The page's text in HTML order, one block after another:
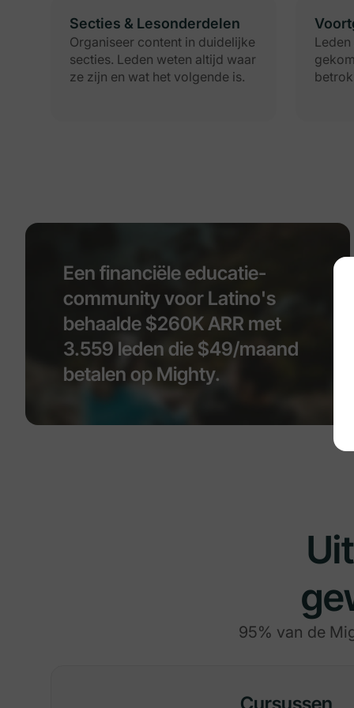
Secties & Lesonderdelen
Organiseer content in duidelijke
secties. Leden weten altijd waar
ze zijn en wat het volgende is.
Een financiële educatie-
community voor Latino's
behaalde $260K ARR met
3.559 leden die $49/maand
betalen op Mighty.
95% van de